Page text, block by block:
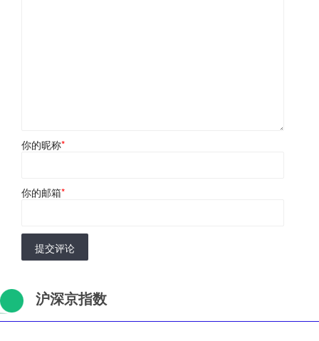
你的昵称*
你的邮箱*
提交评论
沪深京指数